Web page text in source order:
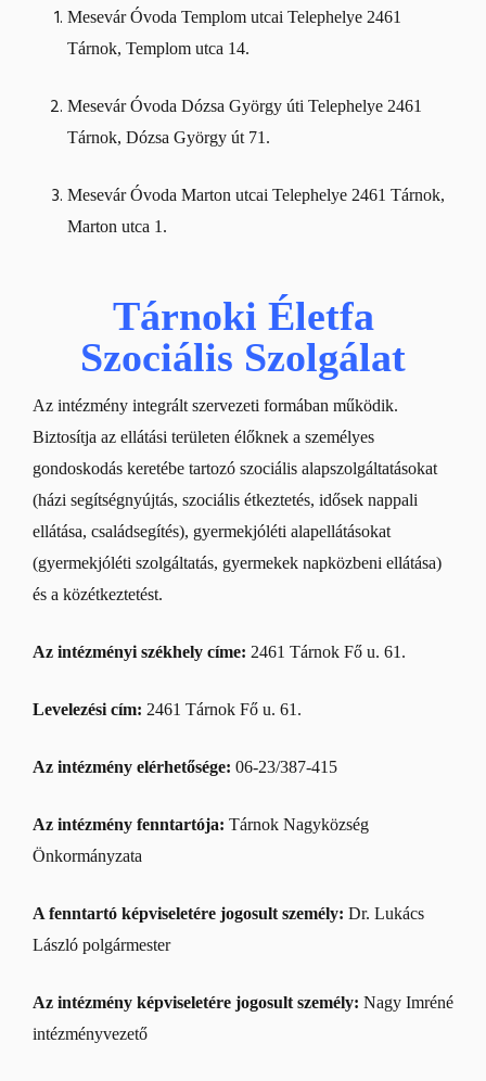
Mesevár Óvoda Templom utcai Telephelye​ 2461
Tárnok, Templom utca 14.
Mesevár Óvoda Dózsa György úti Telephelye 2461
Tárnok, Dózsa György út 71.
Mesevár Óvoda Marton utcai Telephelye ​2461 Tárnok,
Marton utca 1.​
Tárnoki Életfa
Szociális Szolgálat
Az intézmény integrált szervezeti formában működik.
Biztosítja az ellátási területen élőknek a személyes
gondoskodás keretébe tartozó szociális alapszolgáltatásokat
(házi segítségnyújtás, szociális étkeztetés, idősek nappali
ellátása, családsegítés), gyermekjóléti alapellátásokat
(gyermekjóléti szolgáltatás, gyermekek napközbeni ellátása)
és a közétkeztetést.
Az intézményi székhely címe: 2461 Tárnok Fő u. 61.
Levelezési cím: 2461 Tárnok Fő u. 61.
Az intézmény elérhetősége: 06-23/387-415
Az intézmény fenntartója: Tárnok Nagyközség
Önkormányzata
A fenntartó képviseletére jogosult személy: Dr. Lukács
László polgármester
Az intézmény képviseletére jogosult személy: Nagy Imréné
intézményvezető